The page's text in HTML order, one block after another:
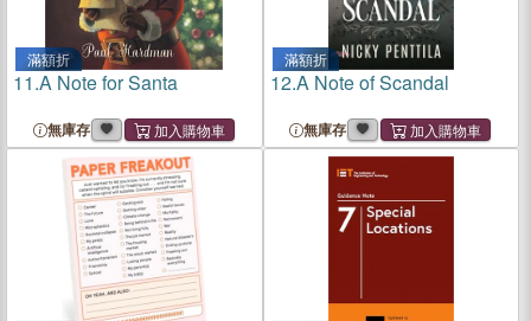
滿額折
11.A Note for Santa
無庫存
滿額折
12.A Note of Scandal
無庫存